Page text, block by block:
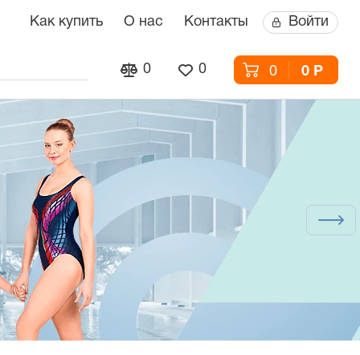
Как купить О нас Контакты Войти
0 0 0 0 Р